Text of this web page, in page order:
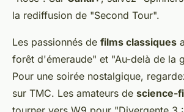
la rediffusion de "Second Tour".
Les passionnés de films classiques
forêt d'émeraude" et "Au-delà de la
Pour une soirée nostalgique,
sur TMC. Les amateurs de science-